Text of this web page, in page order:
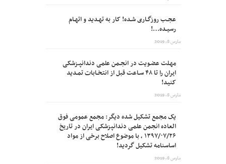
عجـب روزگـاری شـده! کار به تهـدید و اتهـام
رسیـده…!
مارس 8, 2019
مهـلت عضـویت در انجـمن علمی دندانپـزشکی
ایران را تا ۴۸ سـاعت قبل از انتخـابات تمـدید
کنید!
مارس 8, 2019
یک مجمع تشکیل شده دیگر: مجمع عمومی فوق
العاده انجمن علمی دندانپزشکی ایران در تاریخ
۱۳۹۷/۰۷/۲۶ ، با موضوع اصلاح برخی از مواد
اساسنامه تشکیل گردید!
مارس 8, 2019